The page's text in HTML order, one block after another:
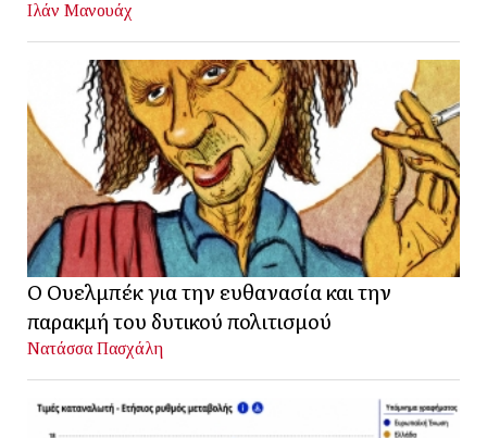
Ιλάν Μανουάχ
Ο Ουελμπέκ για την ευθανασία και την
παρακμή του δυτικού πολιτισμού
Νατάσσα Πασχάλη